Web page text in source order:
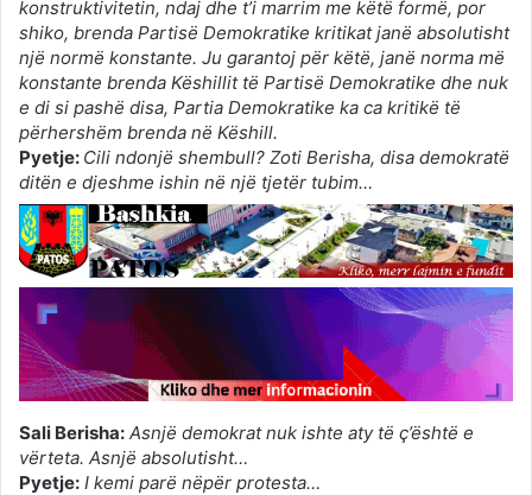
konstruktivitetin, ndaj dhe t’i marrim me këtë formë, por
shiko, brenda Partisë Demokratike kritikat janë absolutisht
një normë konstante. Ju garantoj për këtë, janë norma më
konstante brenda Këshillit të Partisë Demokratike dhe nuk
e di si pashë disa, Partia Demokratike ka ca kritikë të
përhershëm brenda në Këshill.
Pyetje: Cili ndonjë shembull? Zoti Berisha, disa demokratë
ditën e djeshme ishin në një tjetër tubim…
Sali Berisha: Asnjë demokrat nuk ishte aty të ç’është e
vërteta. Asnjë absolutisht…
Pyetje: I kemi parë nëpër protesta…